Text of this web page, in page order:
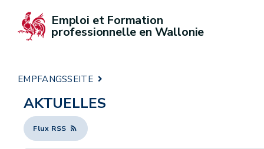
Emploi et Formation
professionnelle en Wallonie
EMPFANGSSEITE
AKTUELLES
Flux RSS